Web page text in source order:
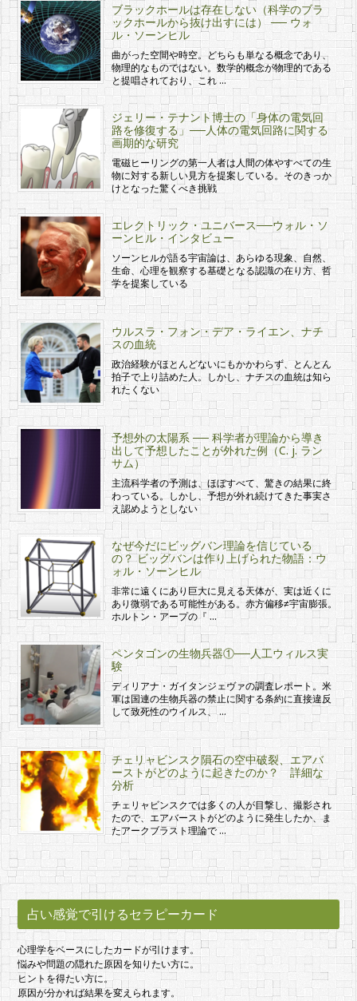
ブラックホールは存在しない（科学のブラ
ックホールから抜け出すには） ── ウォ
ル・ソーンヒル
曲がった空間や時空。どちらも単なる概念であり、
物理的なものではない。数学的概念が物理的である
と提唱されており、これ …
ジェリー・テナント博士の「身体の電気回
路を修復する」──人体の電気回路に関する
画期的な研究
電磁ヒーリングの第一人者は人間の体やすべての生
物に対する新しい見方を提案している。そのきっか
けとなった驚くべき挑戦
エレクトリック・ユニバース──ウォル・ソ
ーンヒル・インタビュー
ソーンヒルが語る宇宙論は、あらゆる現象、自然、
生命、心理を観察する基礎となる認識の在り方、哲
学を提案している
ウルスラ・フォン・デア・ライエン、ナチ
スの血統
政治経験がほとんどないにもかかわらず、とんとん
拍子で上り詰めた人。しかし、ナチスの血統は知ら
れたくない
予想外の太陽系 ── 科学者が理論から導き
出して予想したことが外れた例（C. j. ラン
サム）
主流科学者の予測は、ほぼすべて、驚きの結果に終
わっている。しかし、予想が外れ続けてきた事実さ
え認めようとしない
なぜ今だにビッグバン理論を信じている
の？ ビッグバンは作り上げられた物語：ウ
ォル・ソーンヒル
非常に遠くにあり巨大に見える天体が、実は近くに
あり微弱である可能性がある。赤方偏移≠宇宙膨張。
ホルトン・アープの『 …
ペンタゴンの生物兵器①──人工ウィルス実
験
ディリアナ・ガイタンジェヴァの調査レポート。米
軍は国連の生物兵器の禁止に関する条約に直接違反
して致死性のウイルス、 …
チェリャビンスク隕石の空中破裂、エアバ
ーストがどのように起きたのか？ 詳細な
分析
チェリャビンスクでは多くの人が目撃し、撮影され
たので、エアバーストがどのように発生したか、ま
たアークブラスト理論で …
占い感覚で引けるセラピーカード
心理学をベースにしたカードが引けます。
悩みや問題の隠れた原因を知りたい方に。
ヒントを得たい方に。
原因が分かれば結果を変えられます。